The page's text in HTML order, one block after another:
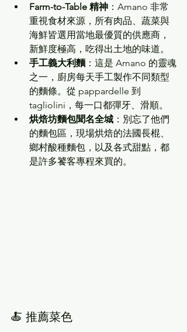
Farm-to-Table 精神 ：Amano 非常
重視食材來源，所有肉品、蔬菜與
海鮮皆選用當地最優質的供應商，
新鮮度極高，吃得出土地的味道。
手工義大利麵 ：這是 Amano 的靈魂
之一，廚房每天手工製作不同類型
的麵條。從 pappardelle 到
tagliolini，每一口都彈牙、滑順。
烘焙坊麵包聞名全城 ：別忘了他們
的麵包區，現場烘焙的法國長棍、
鄉村酸種麵包，以及各式甜點，都
是許多饕客專程來買的。
🍝 推薦菜色